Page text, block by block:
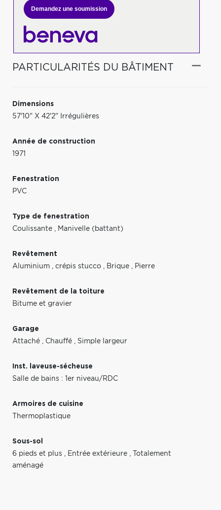
Demandez une soumission
PARTICULARITÉS DU BÂTIMENT
Dimensions
57'10" X 42'2" Irrégulières
Année de construction
1971
Fenestration
PVC
Type de fenestration
Coulissante , Manivelle (battant)
Revêtement
Aluminium , crépis stucco , Brique , Pierre
Revêtement de la toiture
Bitume et gravier
Garage
Attaché , Chauffé , Simple largeur
Inst. laveuse-sécheuse
Salle de bains : 1er niveau/RDC
Armoires de cuisine
Thermoplastique
Sous-sol
6 pieds et plus , Entrée extérieure ,
Totalement
aménagé